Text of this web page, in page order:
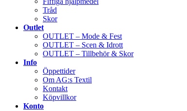
Tråd
Skor
Outlet
OUTLET – Mode & Fest
OUTLET – Scen & Idrott
OUTLET – Tillbehör & Skor
Info
Öppettider
Om AG:s Textil
Kontakt
Köpvillkor
Konto